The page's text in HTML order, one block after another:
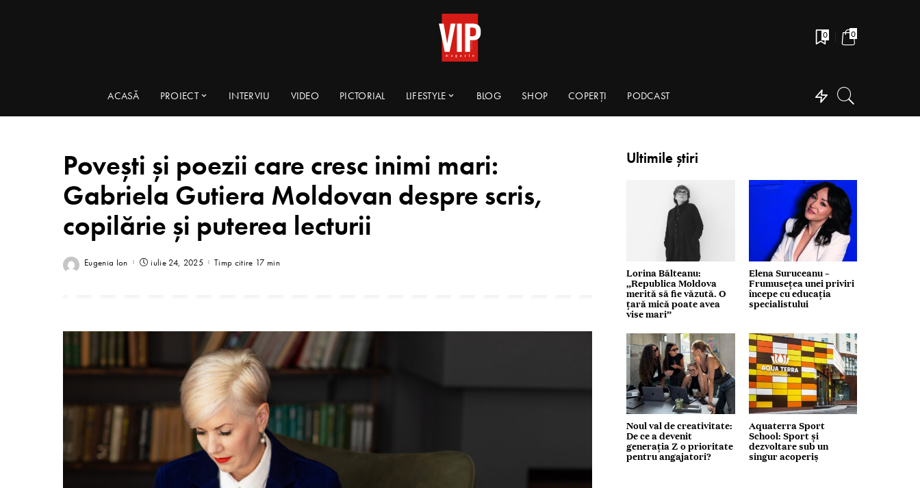
0 0
ACASĂ PROIECT INTERVIU VIDEO PICTORIAL LIFESTYLE BLOG SHOP COPERȚI PODCAST
Povești și poezii care cresc inimi mari:
Gabriela Gutiera Moldovan despre scris,
copilărie și puterea lecturii
Eugenia Ion iulie 24, 2025 Timp citire 17 min
Ultimile știri
Lorina Bălteanu:
„Republica Moldova
merită să fie văzută. O
țară mică poate avea
vise mari”
Elena Suruceanu –
Frumusețea unei priviri
începe cu educația
specialistului
Noul val de creativitate:
De ce a devenit
generația Z o prioritate
pentru angajatori?
Aquaterra Sport
School: Sport și
dezvoltare sub un
singur acoperiș